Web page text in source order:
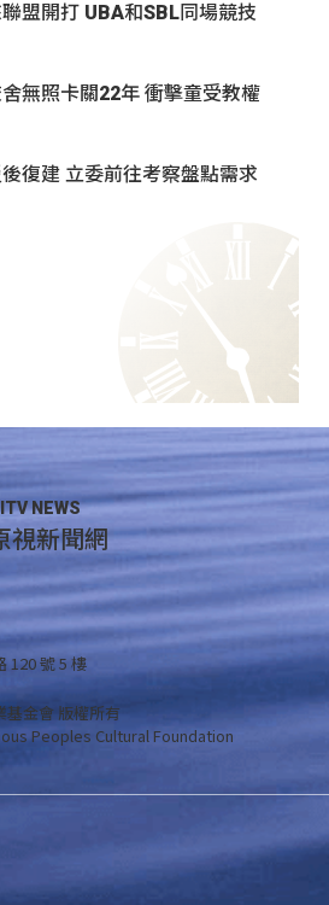
盟開打 UBA和SBL同場競技
無照卡關22年 衝擊童受教權
復建 立委前往考察盤點需求
NEWS
視新聞網
120 號 5 樓
基金會 版權所有
Peoples Cultural Foundation